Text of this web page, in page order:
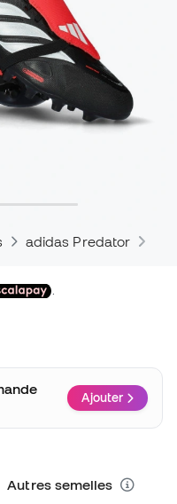
adidas Predator
Ajouter
Autres semelles